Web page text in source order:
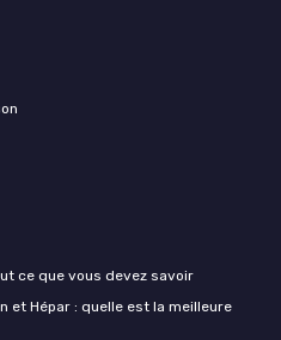
ce que vous devez savoir
et Hépar : quelle est la meilleure